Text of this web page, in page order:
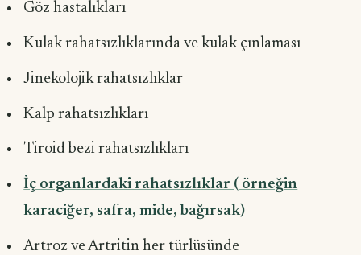
Göz hastalıkları
Kulak rahatsızlıklarında ve kulak çınlaması
Jinekolojik rahatsızlıklar
Kalp rahatsızlıkları
Tiroid bezi rahatsızlıkları
İç organlardaki rahatsızlıklar ( örneğin
karaciğer, safra, mide, bağırsak)
Artroz ve Artritin her türlüsünde